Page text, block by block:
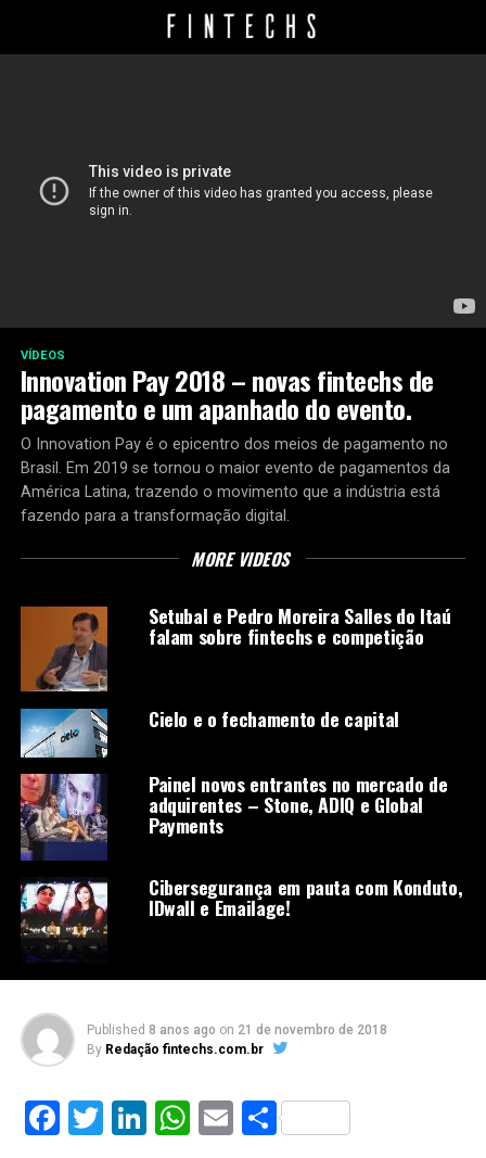
VÍDEOS
Innovation Pay 2018 – novas fintechs de
pagamento e um apanhado do evento.
O Innovation Pay é o epicentro dos meios de pagamento no
Brasil. Em 2019 se tornou o maior evento de pagamentos da
América Latina, trazendo o movimento que a indústria está
fazendo para a transformação digital.
MORE VIDEOS
Setubal e Pedro Moreira Salles do Itaú
falam sobre fintechs e competição
Cielo e o fechamento de capital
Painel novos entrantes no mercado de
adquirentes – Stone, ADIQ e Global
Payments
Cibersegurança em pauta com Konduto,
IDwall e Emailage!
Published 8 anos ago on 21 de novembro de 2018
By Redação fintechs.com.br
Facebook
Twitter
LinkedIn
WhatsApp
EmailShare